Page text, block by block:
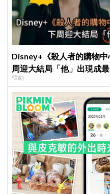
Disney+《殺人者的購物
周迎大結局「他」出現成
韓劇